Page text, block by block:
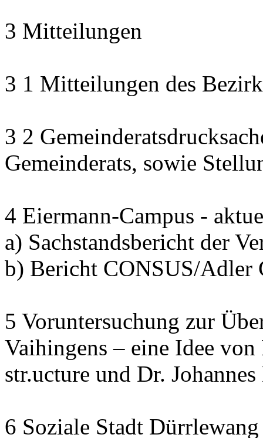
3 Mitteilungen
3 1 Mitteilungen des
3 2
Gemeinderats, sowie
4 Eiermann-Campus -
a) Sachstandsbericht der
b) Bericht CONSUS/Adler
5 Voruntersuchung zur
Vaihingens – eine Idee
str.ucture und Dr.
6 Soziale Stadt